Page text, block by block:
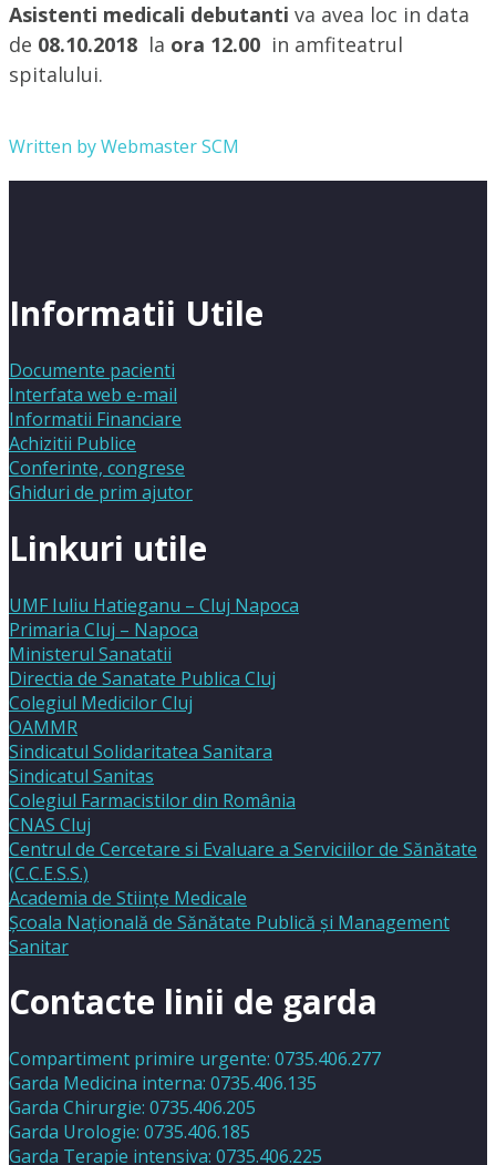
Asistenti medicali debutanti va avea loc in data
de 08.10.2018 la ora 12.00 in amfiteatrul
spitalului.
Written byWebmaster SCM
Informatii Utile
Documente pacienti
Interfata web e-mail
Informatii Financiare
Achizitii Publice
Conferinte, congrese
Ghiduri de prim ajutor
Linkuri utile
UMF Iuliu Hatieganu – Cluj Napoca
Primaria Cluj – Napoca
Ministerul Sanatatii
Directia de Sanatate Publica Cluj
Colegiul Medicilor Cluj
OAMMR
Sindicatul Solidaritatea Sanitara
Sindicatul Sanitas
Colegiul Farmacistilor din România
CNAS Cluj
Centrul de Cercetare si Evaluare a Serviciilor de Sănătate
(C.C.E.S.S.)
Academia de Stiinţe Medicale
Şcoala Naţională de Sănătate Publică şi Management
Sanitar
Contacte linii de garda
Compartiment primire urgente: 0735.406.277
Garda Medicina interna: 0735.406.135
Garda Chirurgie: 0735.406.205
Garda Urologie: 0735.406.185
Garda Terapie intensiva: 0735.406.225